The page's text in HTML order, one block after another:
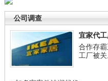
公司调查
宜家代
合作存
工厂被关